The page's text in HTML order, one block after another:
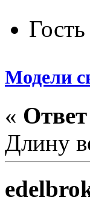
Гость
Модели
«
Длину